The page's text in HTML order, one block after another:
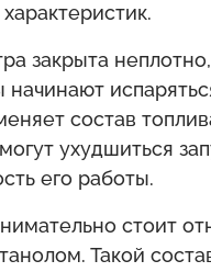
закрыта
начинают
состав
ухудшиться
его работы.
стоит
Такой